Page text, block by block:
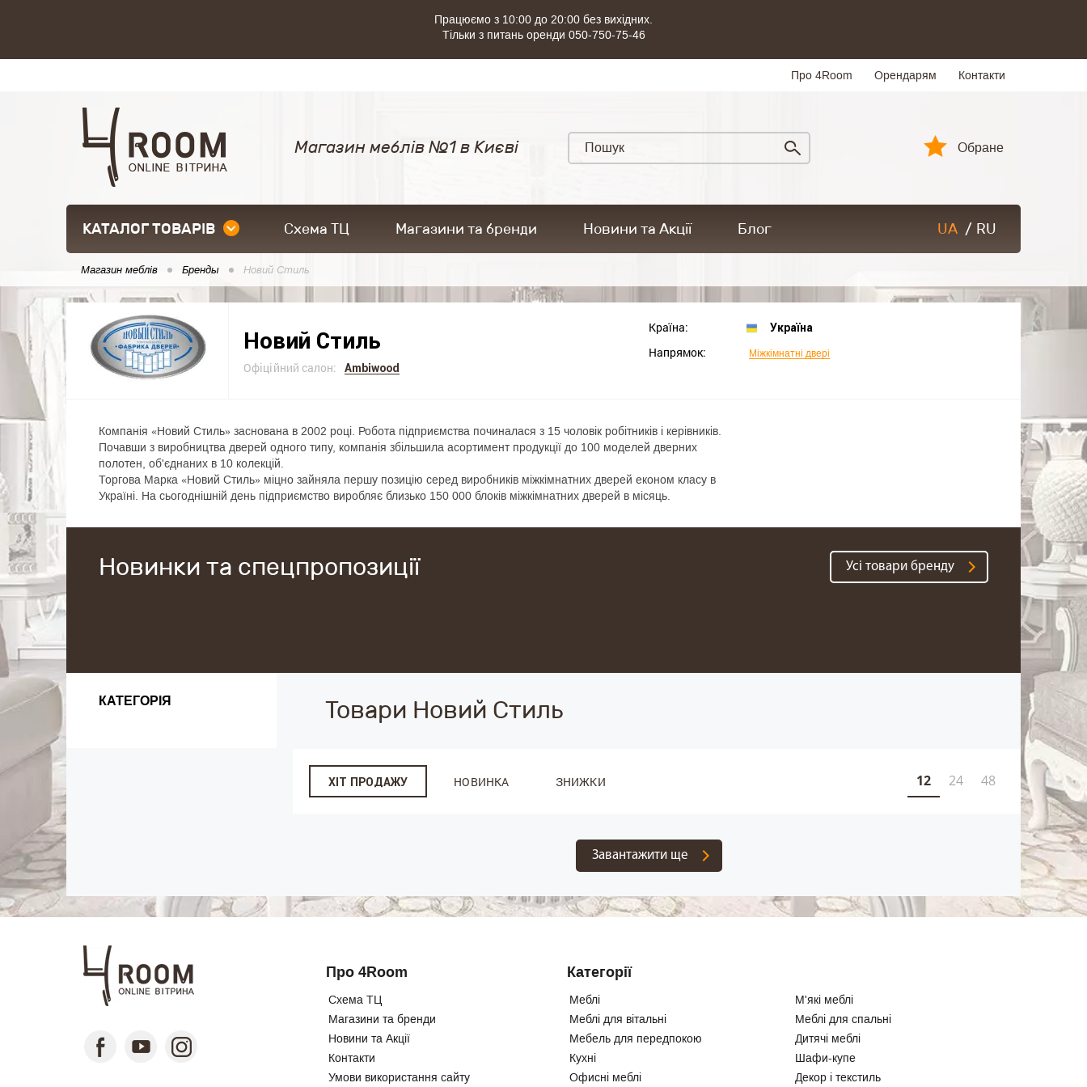
Працюємо з 10:00 до 20:00 без вихідних.
Тільки з питань оренди 050-750-75-46
Про 4Room Орендарям Контакти
Магазин меблів №1 в Києві Обране
КАТАЛОГ ТОВАРІВ Схема ТЦ Магазини та бренди Новини та Акції Блог UA / RU
Магазин меблів Бренды Новий Стиль
Новий Стиль
Офіційний салон: Ambiwood
Країна: Україна
Напрямок: Міжкімнатні двері
Компанія «Новий Стиль» заснована в 2002 році. Робота підприємства починалася з 15 чоловік робітників і керівників.
Почавши з виробництва дверей одного типу, компанія збільшила асортимент продукції до 100 моделей дверних
полотен, об'єднаних в 10 колекцій.
Торгова Марка «Новий Стиль» міцно зайняла першу позицію серед виробників міжкімнатних дверей економ класу в
Україні. На сьогоднішній день підприємство виробляє близько 150 000 блоків міжкімнатних дверей в місяць.
Новинки та спецпропозиції Усі товари бренду
КАТЕГОРІЯ Товари Новий Стиль
ХІТ ПРОДАЖУ НОВИНКА ЗНИЖКИ 12 24 48
Завантажити ще
Про 4Room
Схема ТЦ
Магазини та бренди
Новини та Акції
Контакти
Умови використання сайту
Категорії
Меблі
М'які меблі
Меблі для вітальні
Меблі для спальні
Мебель для передпокою
Дитячі меблі
Кухні
Шафи-купе
Офисні меблі
Декор і текстиль